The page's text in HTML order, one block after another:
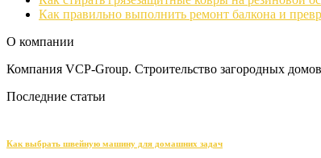
Как правильно выполнить ремонт балкона и
О компании
Компания VCP-Group. Строительство загородных
Последние статьи
Как выбрать швейную машину для домашних задач